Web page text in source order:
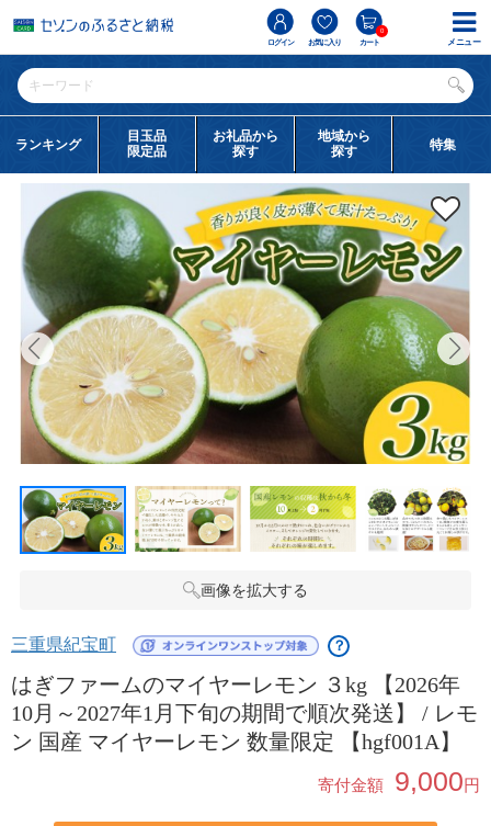
ログイン お気に入り カート
0
ランキング
目玉品
限定品
お礼品から
探す
地域から
探す
特集
画像を拡大する
三重県紀宝町 ？
はぎファームのマイヤーレモン ３kg 【2026年
10月～2027年1月下旬の期間で順次発送】 / レモ
ン 国産 マイヤーレモン 数量限定 【hgf001A】
寄付金額 9,000円
メニュー